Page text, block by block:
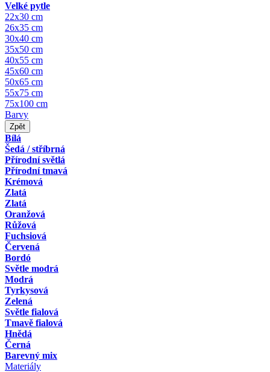
Velké pytle
22x30 cm
26x35 cm
30x40 cm
35x50 cm
40x55 cm
45x60 cm
50x65 cm
55x75 cm
75x100 cm
Barvy
Zpět
Bílá
Šedá / stříbrná
Přírodní světlá
Přírodní tmavá
Krémová
Zlatá
Zlatá
Oranžová
Růžová
Fuchsiová
Červená
Bordó
Světle modrá
Modrá
Tyrkysová
Zelená
Světle fialová
Tmavě fialová
Hnědá
Černá
Barevný mix
Materiály